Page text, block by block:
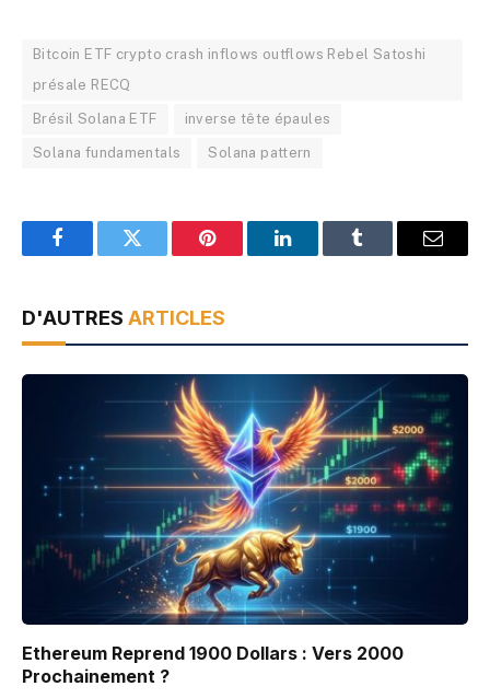
Bitcoin ETF crypto crash inflows outflows Rebel Satoshi
présale RECQ
Brésil Solana ETF inverse tête épaules
Solana fundamentals Solana pattern
FacebookTwitter Pinterest LinkedInTumblr Email
D'AUTRES ARTICLES
Ethereum Reprend 1900 Dollars : Vers 2000
Prochainement ?